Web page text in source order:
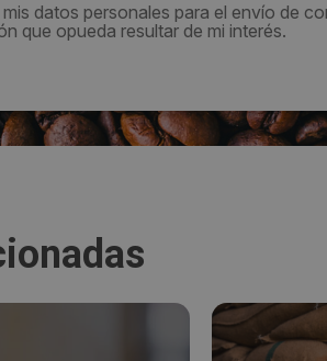
datos personales para el envío de
que opueda resultar de mi interés.